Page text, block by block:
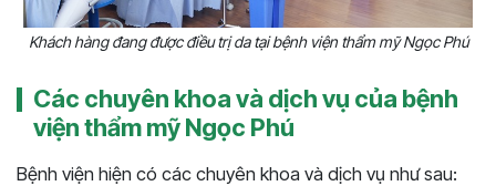
Khách hàng đang được điều trị da tại bệnh viện thẩm mỹ Ngọc Phú
Các chuyên khoa và dịch vụ của bệnh
viện thẩm mỹ Ngọc Phú
Bệnh viện hiện có các chuyên khoa và dịch vụ như sau: